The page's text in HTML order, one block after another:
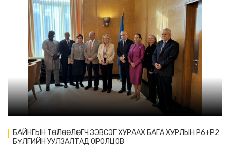
БАЙНГЫН ТӨЛӨӨЛӨГЧ ЗЭВСЭГ ХУРААХ БАГА ХУРЛЫН P6+P2
БҮЛГИЙН УУЛЗАЛТАД ОРОЛЦОВ